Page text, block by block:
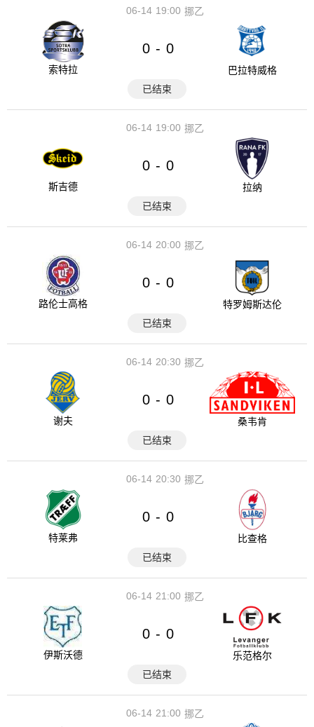
19:00
06-14 挪乙
索特拉
0 - 0
巴拉特威格
已结束
19:00
06-14 挪乙
斯吉德
0 - 0
拉纳
已结束
20:00
06-14 挪乙
路伦士高格
0 - 0
特罗姆斯达伦
已结束
20:30
06-14 挪乙
谢夫
0 - 0
桑韦肯
已结束
20:30
06-14 挪乙
特莱弗
0 - 0
比查格
已结束
21:00
06-14 挪乙
伊斯沃德
0 - 0
乐范格尔
已结束
21:00
06-14 挪乙